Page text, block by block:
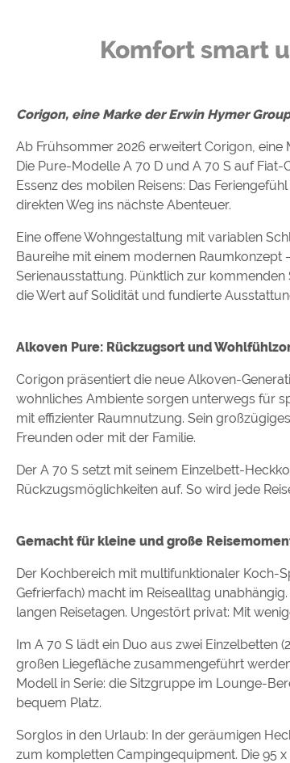
Komfort smart
Corigon, eine Marke der Erwin Hymer
Ab Frühsommer 2026 erweitert Corigon,
Die Pure-Modelle A 70 D und A 70 S auf
Essenz des mobilen Reisens: Das
direkten Weg ins nächste Abenteuer.
Eine offene Wohngestaltung mit variablen
Baureihe mit einem modernen
Serienausstattung. Pünktlich zur
die Wert auf Solidität und fundierte
Alkoven Pure: Rückzugsort und
Corigon präsentiert die neue Alkoven-
wohnliches Ambiente sorgen unterwegs für
mit effizienter Raumnutzung. Sein
Freunden oder mit der Familie.
Der A 70 S setzt mit seinem Einzelbett-
Rückzugsmöglichkeiten auf. So wird jede
Gemacht für kleine und große
Der Kochbereich mit multifunktionaler Koch-
Gefrierfach) macht im Reisealltag
langen Reisetagen. Ungestört privat: Mit
Im A 70 S lädt ein Duo aus zwei Einzelbetten
großen Liegefläche zusammengeführt
Modell in Serie: die Sitzgruppe im Lounge-
bequem Platz.
Sorglos in den Urlaub: In der geräumigen
zum kompletten Campingequipment. Die 95
Google
Die